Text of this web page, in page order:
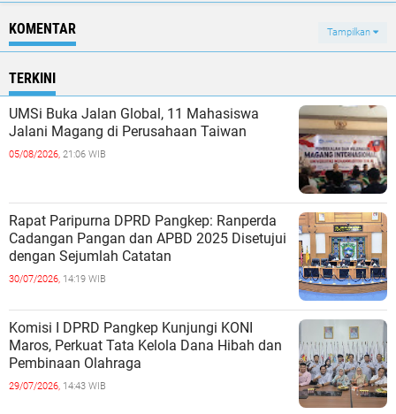
KOMENTAR Tampilkan
TERKINI
UMSi Buka Jalan Global, 11 Mahasiswa
Jalani Magang di Perusahaan Taiwan
05/08/2026, 21:06 WIB
Rapat Paripurna DPRD Pangkep: Ranperda
Cadangan Pangan dan APBD 2025 Disetujui
dengan Sejumlah Catatan
30/07/2026, 14:19 WIB
Komisi I DPRD Pangkep Kunjungi KONI
Maros, Perkuat Tata Kelola Dana Hibah dan
Pembinaan Olahraga
29/07/2026, 14:43 WIB